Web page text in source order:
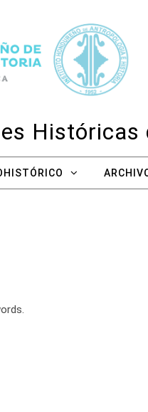
Históricas